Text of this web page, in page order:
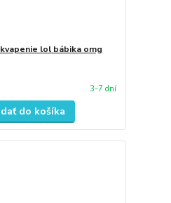
lol bábika omg
3-7 dní
do košíka